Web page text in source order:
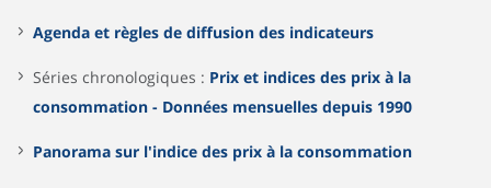
Agenda et règles de diffusion des indicateurs
Séries chronologiques : Prix et indices des prix à la
consommation - Données mensuelles depuis 1990
Panorama sur l'indice des prix à la consommation